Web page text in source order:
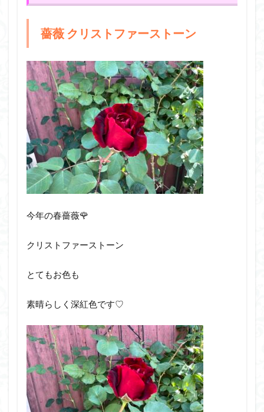
薔薇 クリストファーストーン
今年の春薔薇🌹
クリストファーストーン
とてもお色も
素晴らしく深紅色です♡